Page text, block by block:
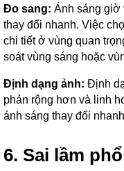
Đo sang: Ánh sáng giờ
thay đổi nhanh. Việc
chi tiết ở vùng quan
soát vùng sáng hoặc
Định dạng ảnh: Định
phản rộng hơn và linh
ánh sáng thay đổi
6. Sai lầm